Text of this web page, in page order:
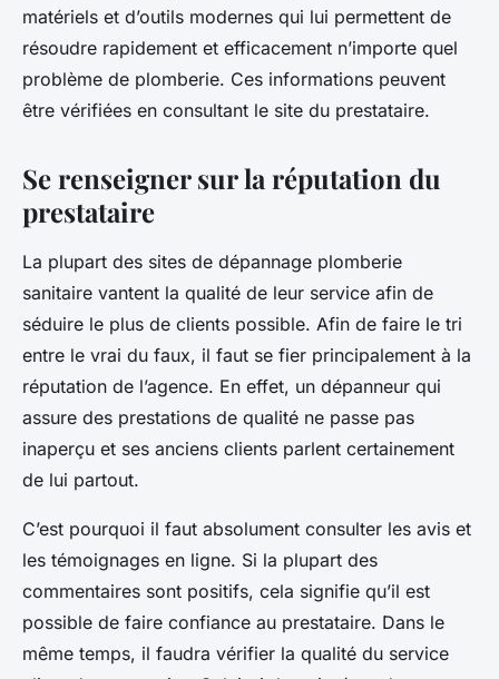
matériels et d’outils modernes qui lui permettent de
résoudre rapidement et efficacement n’importe quel
problème de plomberie. Ces informations peuvent
être vérifiées en consultant le site du prestataire.
Se renseigner sur la réputation du
prestataire
La plupart des sites de dépannage plomberie
sanitaire vantent la qualité de leur service afin de
séduire le plus de clients possible. Afin de faire le tri
entre le vrai du faux, il faut se fier principalement à la
réputation de l’agence. En effet, un dépanneur qui
assure des prestations de qualité ne passe pas
inaperçu et ses anciens clients parlent certainement
de lui partout.
C’est pourquoi il faut absolument consulter les avis et
les témoignages en ligne. Si la plupart des
commentaires sont positifs, cela signifie qu’il est
possible de faire confiance au prestataire. Dans le
même temps, il faudra vérifier la qualité du service